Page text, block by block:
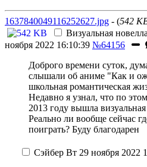
1637840049116252627.jpg - (542
Визуальная
ноября 2022 16:10:39 №64156
Доброго времени суток,
слышали об аниме "Как и
школьная романтическая
Недавно я узнал, что по
2013 году вышла
Реально ли вообще сейчас
поиграть? Буду благодарен
Сэйбер Вт 29 ноября 2022